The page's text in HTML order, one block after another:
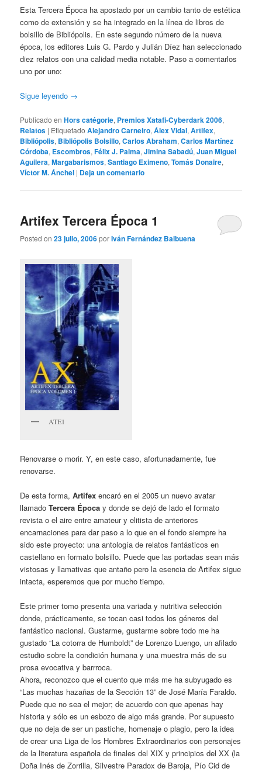
Esta Tercera Época ha apostado por un cambio tanto de estética
como de extensión y se ha integrado en la línea de libros de
bolsillo de Bibliópolis. En este segundo número de la nueva
época, los editores Luis G. Pardo y Julián Díez han seleccionado
diez relatos con una calidad media notable. Paso a comentarlos
uno por uno:
Sigue leyendo →
Publicado en Hors catégorie, Premios Xatafi-Cyberdark 2006,
Relatos | Etiquetado Alejandro Carneiro,Álex Vidal,Artifex,
Bibliópolis, Bibliópolis Bolsillo,Carlos Abraham,Carlos Martínez
Córdoba, Escombros,Félix J. Palma,Jimina Sabadú,Juan Miguel
Aguilera,Margabarismos,Santiago Eximeno,Tomás Donaire,
Víctor M. Ánchel | Deja un comentario
Artifex Tercera Época 1
Posted on23 julio, 2006porIván Fernández Balbuena
ATE1
Renovarse o morir. Y, en este caso, afortunadamente, fue
renovarse.
De esta forma,Artifex encaró en el 2005 un nuevo avatar
llamadoTercera Época y donde se dejó de lado el formato
revista o el aire entre amateur y elitista de anteriores
encarnaciones para dar paso a lo que en el fondo siempre ha
sido este proyecto: una antología de relatos fantásticos en
castellano en formato bolsillo. Puede que las portadas sean más
vistosas y llamativas que antaño pero la esencia de Artifex sigue
intacta, esperemos que por mucho tiempo.
Este primer tomo presenta una variada y nutritiva selección
donde, prácticamente, se tocan casi todos los géneros del
fantástico nacional. Gustarme, gustarme sobre todo me ha
gustado “La cotorra de Humboldt” de Lorenzo Luengo, un afilado
estudio sobre la condición humana y una muestra más de su
prosa evocativa y barrroca.
Ahora, reconozco que el cuento que más me ha subyugado es
“Las muchas hazañas de la Sección 13” de José María Faraldo.
Puede que no sea el mejor; de acuerdo con que apenas hay
historia y sólo es un esbozo de algo más grande. Por supuesto
que no deja de ser un pastiche, homenaje o plagio, pero la idea
de crear una Liga de los Hombres Extraordinarios con personajes
de la literatura española de finales del XIX y principios del XX (la
Doña Inés de Zorrilla, Silvestre Paradox de Baroja, Pío Cid de